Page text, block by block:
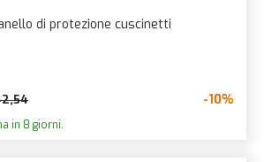
di protezione cuscinetti
-10%
in 8 giorni.